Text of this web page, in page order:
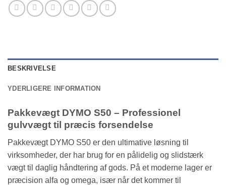
BESKRIVELSE
YDERLIGERE INFORMATION
Pakkevægt DYMO S50 – Professionel
gulvvægt til præcis forsendelse
Pakkevægt DYMO S50 er den ultimative løsning til
virksomheder, der har brug for en pålidelig og slidstærk
vægt til daglig håndtering af gods. På et moderne lager er
præcision alfa og omega, især når det kommer til